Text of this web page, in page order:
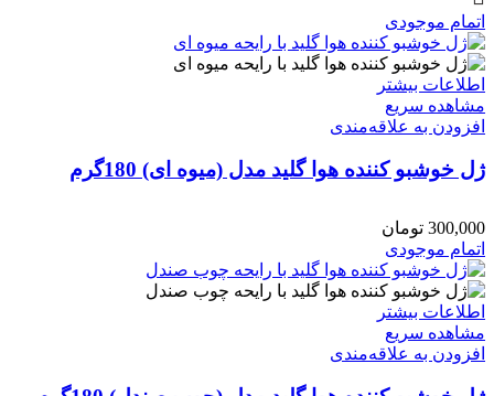
اتمام موجودی
اطلاعات بیشتر
مشاهده سریع
افزودن به علاقه‌مندی
ژل خوشبو کننده هوا گلید مدل (میوه ای) 180گرم
300,000 تومان
اتمام موجودی
اطلاعات بیشتر
مشاهده سریع
افزودن به علاقه‌مندی